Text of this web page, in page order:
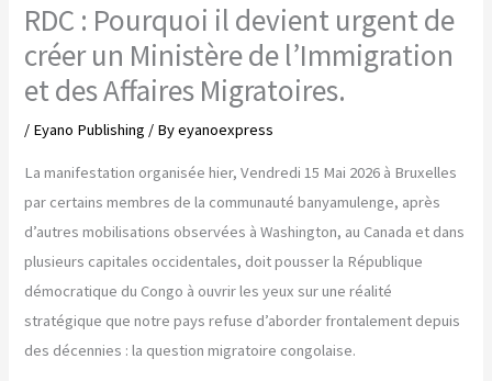
RDC : Pourquoi il devient urgent de
créer un Ministère de l’Immigration
et des Affaires Migratoires.
/ Eyano Publishing / Byeyanoexpress
La manifestation organisée hier, Vendredi 15 Mai 2026 à Bruxelles
par certains membres de la communauté banyamulenge, après
d’autres mobilisations observées à Washington, au Canada et dans
plusieurs capitales occidentales, doit pousser la République
démocratique du Congo à ouvrir les yeux sur une réalité
stratégique que notre pays refuse d’aborder frontalement depuis
des décennies : la question migratoire congolaise.